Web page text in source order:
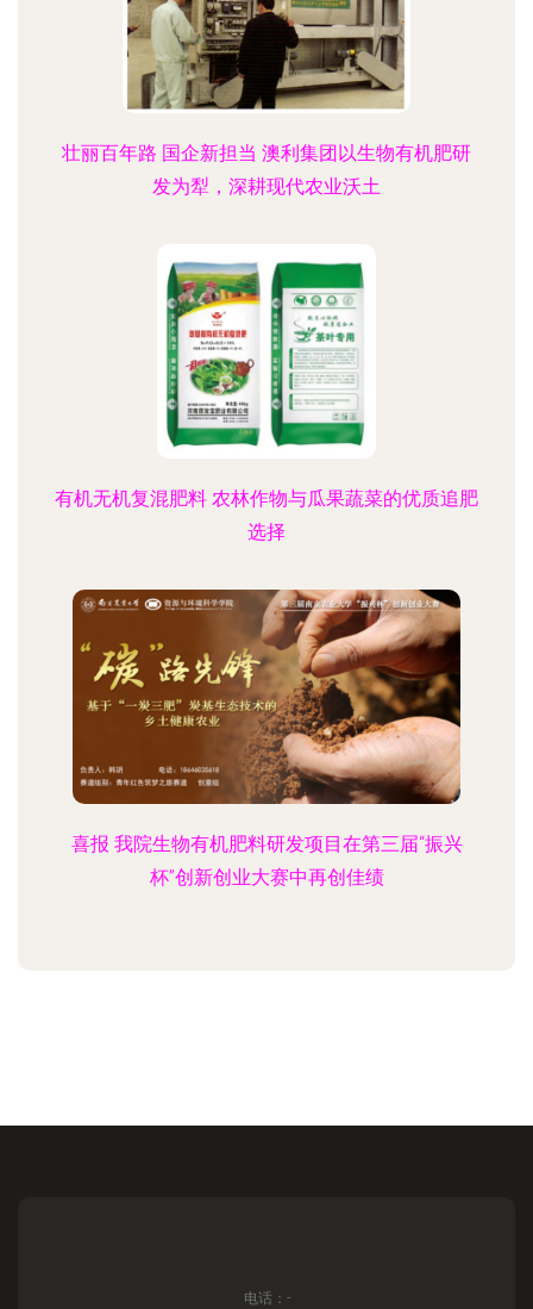
壮丽百年路 国企新担当 澳利集团以生物有机肥研
发为犁，深耕现代农业沃土
有机无机复混肥料 农林作物与瓜果蔬菜的优质追肥
选择
喜报 我院生物有机肥料研发项目在第三届“振兴
杯”创新创业大赛中再创佳绩
电话：-